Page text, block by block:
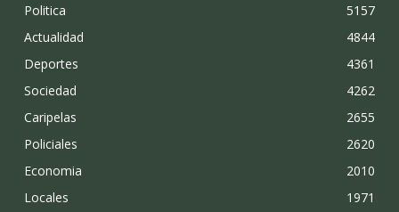
Politica
5157
Actualidad
4844
Deportes
4361
Sociedad
4262
Caripelas
2655
Policiales
2620
Economia
2010
Locales
1971